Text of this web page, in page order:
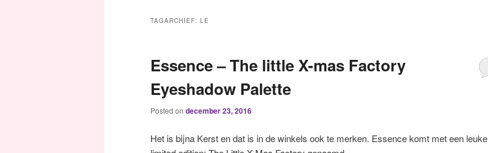
TAGARCHIEF: LE
Essence – The little X-mas Factory
Eyeshadow Palette
Posted on december 23, 2016
Het is bijna Kerst en dat is in de winkels ook te merken. Essence komt met een leuke